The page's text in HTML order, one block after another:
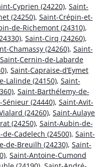
Cyprien (24220), Saint-
(24250), Saint-Crépin-et-
de-Richemont (24310),
, Saint-Cirq (24260),
Chamassy (24260), Saint-
Saint-Cernin-de-Labarde
, Saint-Capraise-d’Eymet
Lalinde (24150), Saint-
, Saint-Barthélemy-de-
(24440), Saint-Avit-
(24260), Saint-Aulaye
(24250), Saint-Aubin-de-
Cadelech (24500), Saint-
de-Breuilh (24230), Saint-
, Saint-Antoine-Cumond